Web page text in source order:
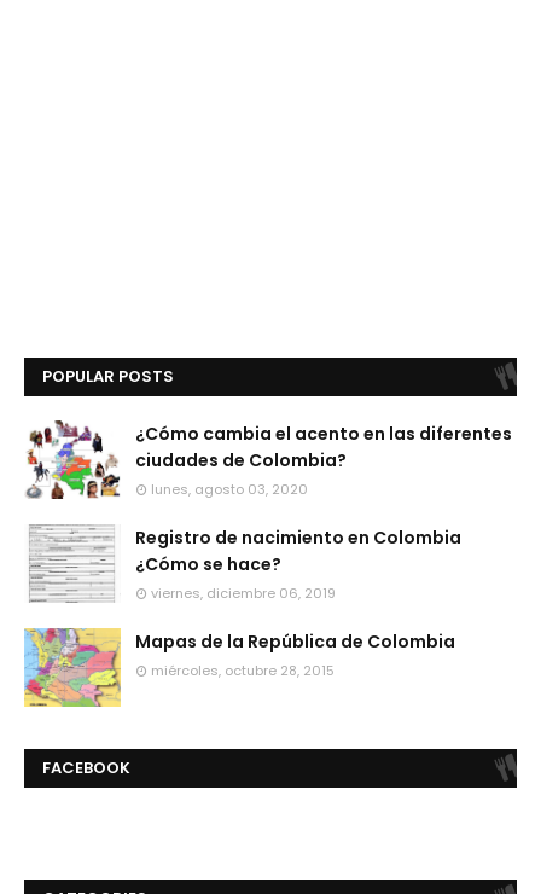
POPULAR POSTS
¿Cómo cambia el acento en las diferentes
ciudades de Colombia?
lunes, agosto 03, 2020
Registro de nacimiento en Colombia
¿Cómo se hace?
viernes, diciembre 06, 2019
Mapas de la República de Colombia
miércoles, octubre 28, 2015
FACEBOOK